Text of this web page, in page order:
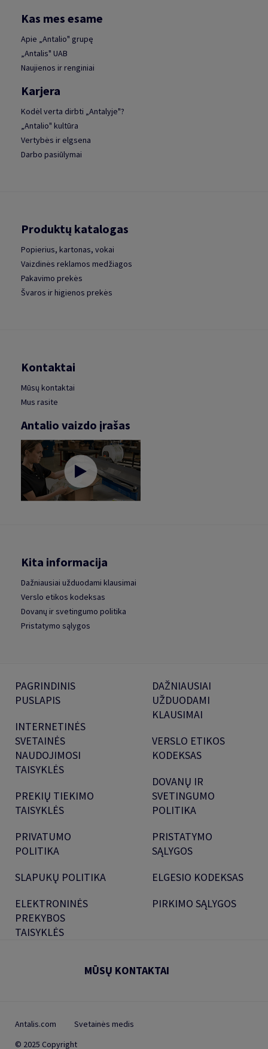
Kas mes esame
Apie „Antalio" grupę
„Antalis" UAB
Naujienos ir renginiai
Karjera
Kodėl verta dirbti „Antalyje"?
„Antalio" kultūra
Vertybės ir elgsena
Darbo pasiūlymai
Produktų katalogas
Popierius, kartonas, vokai
Vaizdinės reklamos medžiagos
Pakavimo prekės
Švaros ir higienos prekės
Kontaktai
Mūsų kontaktai
Mus rasite
Antalio vaizdo įrašas
Kita informacija
Dažniausiai užduodami klausimai
Verslo etikos kodeksas
Dovanų ir svetingumo politika
Pristatymo sąlygos
PAGRINDINIS
PUSLAPIS
INTERNETINĖS
SVETAINĖS
NAUDOJIMOSI
TAISYKLĖS
PREKIŲ TIEKIMO
TAISYKLĖS
PRIVATUMO
POLITIKA
SLAPUKŲ POLITIKA
ELEKTRONINĖS
PREKYBOS
TAISYKLĖS
DAŽNIAUSIAI
UŽDUODAMI
KLAUSIMAI
VERSLO ETIKOS
KODEKSAS
DOVANŲ IR
SVETINGUMO
POLITIKA
PRISTATYMO
SĄLYGOS
ELGESIO KODEKSAS
PIRKIMO SĄLYGOS
MŪSŲ KONTAKTAI
Antalis.com
Svetainės medis
© 2025 Copyright